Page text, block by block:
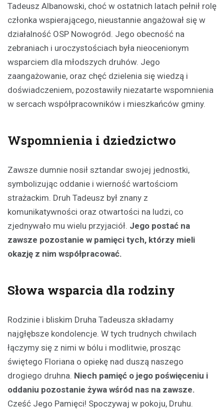
Tadeusz Albanowski, choć w ostatnich latach pełnił rolę
członka wspierającego, nieustannie angażował się w
działalność OSP Nowogród. Jego obecność na
zebraniach i uroczystościach była nieocenionym
wsparciem dla młodszych druhów. Jego
zaangażowanie, oraz chęć dzielenia się wiedzą i
doświadczeniem, pozostawiły niezatarte wspomnienia
w sercach współpracowników i mieszkańców gminy.
Wspomnienia i dziedzictwo
Zawsze dumnie nosił sztandar swojej jednostki,
symbolizując oddanie i wierność wartościom
strażackim. Druh Tadeusz był znany z
komunikatywności oraz otwartości na ludzi, co
zjednywało mu wielu przyjaciół. Jego postać na
zawsze pozostanie w pamięci tych, którzy mieli
okazję z nim współpracować.
Słowa wsparcia dla rodziny
Rodzinie i bliskim Druha Tadeusza składamy
najgłębsze kondolencje. W tych trudnych chwilach
łączymy się z nimi w bólu i modlitwie, prosząc
świętego Floriana o opiekę nad duszą naszego
drogiego druhna. Niech pamięć o jego poświęceniu i
oddaniu pozostanie żywa wśród nas na zawsze.
Cześć Jego Pamięci! Spoczywaj w pokoju, Druhu.